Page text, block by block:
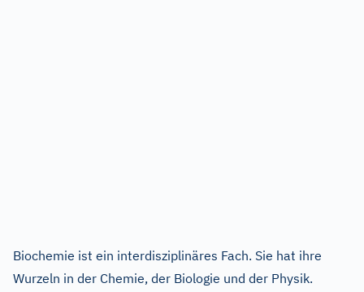
Biochemie ist ein interdisziplinäres Fach. Sie hat ihre
Wurzeln in der Chemie, der Biologie und der Physik.